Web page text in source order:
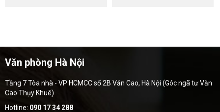
Văn phòng Hà Nội
Tầng 7 Tòa nhà - VP HCMCC số 2B Văn Cao, Hà Nội (Góc ngã tư Văn
Cao Thụy Khuê)
Hotline: 090 17 34 288